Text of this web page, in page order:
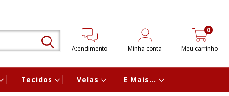
Atendimento Minha conta Meu carrinho
0
Tecidos Velas E Mais...